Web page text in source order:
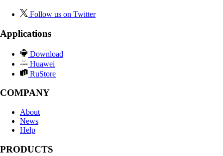
Follow us on Twitter
Applications
Download
Huawei
RuStore
COMPANY
About
News
Help
PRODUCTS